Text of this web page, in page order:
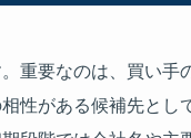
重要なのは、買い
性がある候補先とし